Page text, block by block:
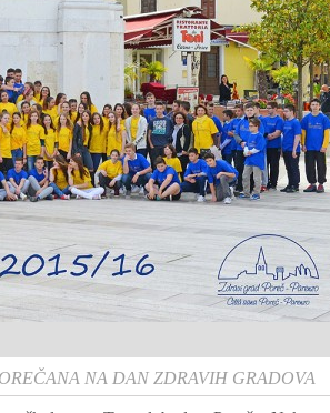
NA DAN ZDRAVIH GRADOVA